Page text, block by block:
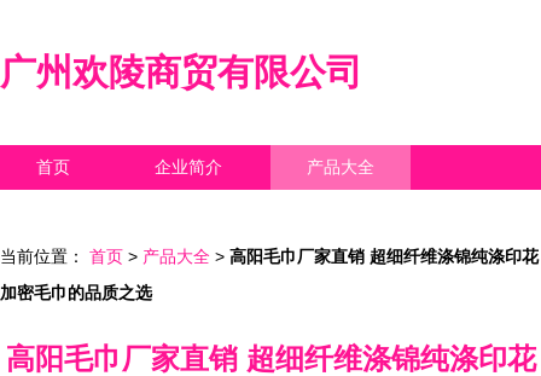
广州欢陵商贸有限公司
首页 企业简介 产品大全
当前位置： 首页 > 产品大全 > 高阳毛巾厂家直销 超细纤维涤锦纯涤印花
加密毛巾的品质之选
高阳毛巾厂家直销 超细纤维涤锦纯涤印花